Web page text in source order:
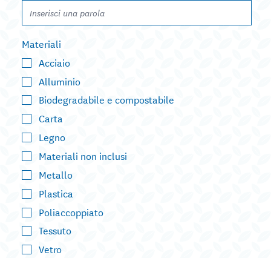
Materiali
Acciaio
Alluminio
Biodegradabile e compostabile
Carta
Legno
Materiali non inclusi
Metallo
Plastica
Poliaccoppiato
Tessuto
Vetro